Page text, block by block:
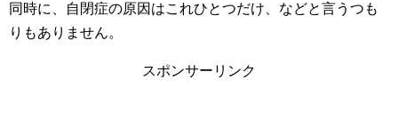
同時に、自閉症の原因はこれひとつだけ、などと言うつも
りもありません。
スポンサーリンク